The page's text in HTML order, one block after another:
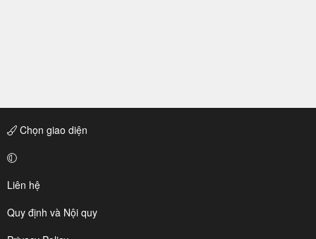
Chọn giao diện
Liên hệ
Quy định và Nội quy